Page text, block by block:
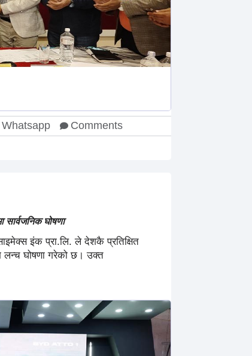
Whatsapp Comments
सार्वजनिक घोषणा
इंक प्रा.लि. ले देशकै प्रतिक्षित
लन्च घोषणा गरेको छ। उक्त